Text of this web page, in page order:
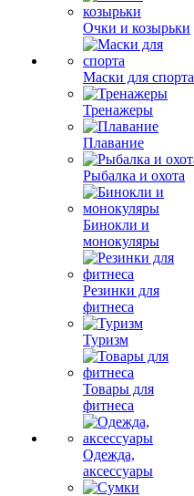
Очки и козырьки
Маски для спорта
Тренажеры
Плавание
Рыбалка и охота
Бинокли и
монокуляры
Резинки для
фитнеса
Туризм
Товары для
фитнеса
Одежда,
аксессуары